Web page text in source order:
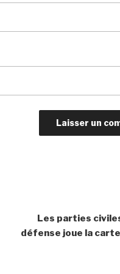
Les parties
défense joue la